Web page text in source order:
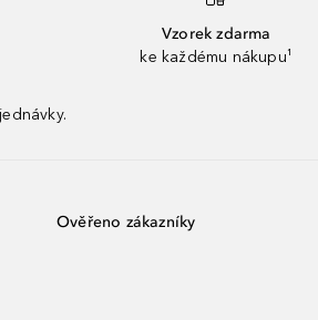
Vzorek zdarma
ke každému nákupu¹
Ověřeno zákazníky